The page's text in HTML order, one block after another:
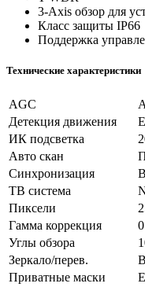
3-Axis обзор для
Класс защиты IP66
Поддержка
Технические характеристики
AGC
Детекция движения
ИК подсветка
Авто скан
Синхронизация
ТВ система
Пиксели
Гамма коррекция
Углы обзора
Зеркало/перев.
Приватные маски